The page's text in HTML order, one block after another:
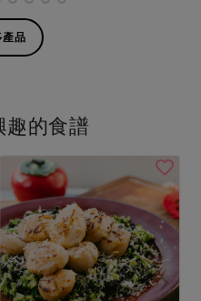
產品
趣的食譜